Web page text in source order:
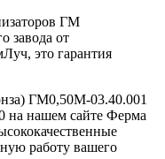
ГМ
завода от
это гарантия
ГМ0,50М-03.40.001
на нашем сайте Ферма
работу вашего